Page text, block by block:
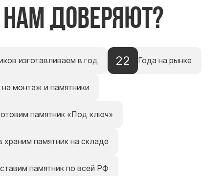
доверяют?
изготавливаем в год 22 Года на рынке
на монтаж и памятники
памятник «Под ключ»
храним памятник на складе
памятник по всей РФ